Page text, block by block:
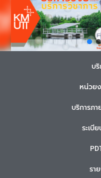
บริ
หน่วย
บริการภา
ระเบี
รา